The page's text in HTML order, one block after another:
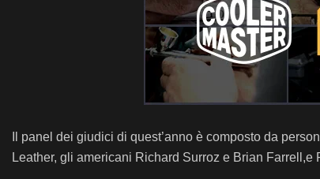
Il panel dei giudici di quest’anno è composto da
Leather, gli americani Richard Surroz e Brian